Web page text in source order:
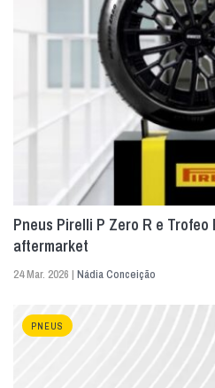
Pneus Pirelli P Zero R e Trofeo
aftermarket
24 Mar. 2026 | Nádia Conceição
PNEUS